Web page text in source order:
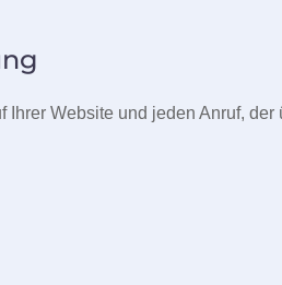
Ihrer Website und jeden Anruf,